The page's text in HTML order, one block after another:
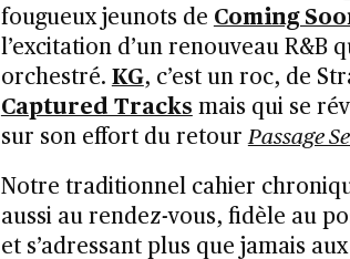
fougueux jeunots de Coming
l’excitation d’un renouveau R&B
orchestré. KG, c’est un roc, de
Captured Tracks mais qui se
sur son effort du retour Passage
Notre traditionnel cahier
aussi au rendez-vous, fidèle au
et s’adressant plus que jamais